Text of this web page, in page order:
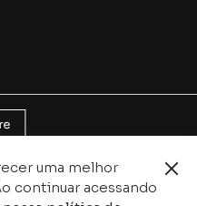
uma melhor
continuar acessando